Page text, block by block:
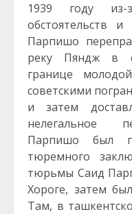
1939 году из-
обстоятельств
Парпишо
реку Пяндж в
границе
советскими
и затем
нелегальное
Парпишо был
тюремного
тюрьмы Саид
Хороге, затем
Там, в